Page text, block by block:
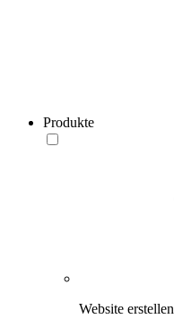
Produkte
Website erstellen